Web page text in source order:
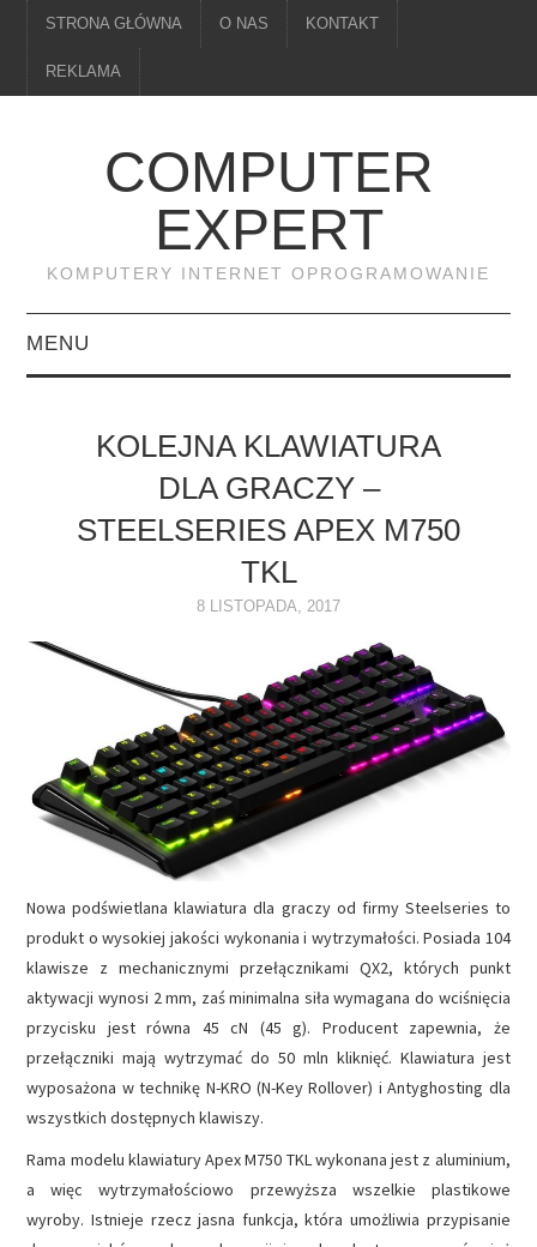
STRONA GŁÓWNA O NAS KONTAKT
REKLAMA
COMPUTER
EXPERT
KOMPUTERY INTERNET OPROGRAMOWANIE
MENU
DRUKARKI
MONITORY
OPROGRAMOWANIE
KOLEJNA KLAWIATURA
DLA GRACZY –
STEELSERIES APEX M750
TKL
8 LISTOPADA, 2017
Nowa podświetlana klawiatura dla graczy od firmy Steelseries to
produkt o wysokiej jakości wykonania i wytrzymałości. Posiada 104
klawisze z mechanicznymi przełącznikami QX2, których punkt
aktywacji wynosi 2 mm, zaś minimalna siła wymagana do wciśnięcia
przycisku jest równa 45 cN (45 g). Producent zapewnia, że
przełączniki mają wytrzymać do 50 mln kliknięć. Klawiatura jest
wyposażona w technikę N-KRO (N-Key Rollover) i Antyghosting dla
wszystkich dostępnych klawiszy.
Rama modelu klawiatury Apex M750 TKL wykonana jest z aluminium,
a więc wytrzymałościowo przewyższa wszelkie plastikowe
wyroby. Istnieje rzecz jasna funkcja, która umożliwia przypisanie